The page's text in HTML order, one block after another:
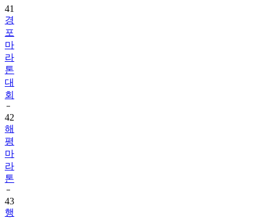
41
경
포
마
라
톤
대
회
42
해
평
마
라
톤
43
행